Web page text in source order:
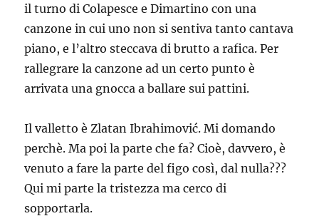
il turno di Colapesce e Dimartino con una
canzone in cui uno non si sentiva tanto cantava
piano, e l’altro steccava di brutto a rafica. Per
rallegrare la canzone ad un certo punto è
arrivata una gnocca a ballare sui pattini.
Il valletto è Zlatan Ibrahimović. Mi domando
perchè. Ma poi la parte che fa? Cioè, davvero, è
venuto a fare la parte del figo così, dal nulla???
Qui mi parte la tristezza ma cerco di
sopportarla.
Ma che cazzo